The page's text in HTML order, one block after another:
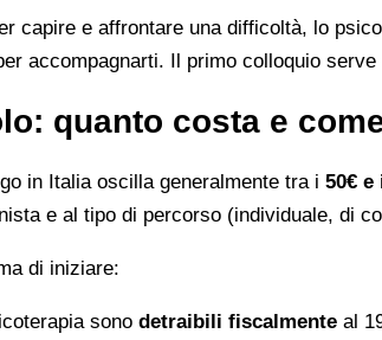
capire e affrontare una difficoltà, lo
accompagnarti. Il primo colloquio
quanto costa e
in Italia oscilla generalmente tra i 50€ e
e al tipo di percorso (individuale, di
di iniziare:
sono detraibili fiscalmente al